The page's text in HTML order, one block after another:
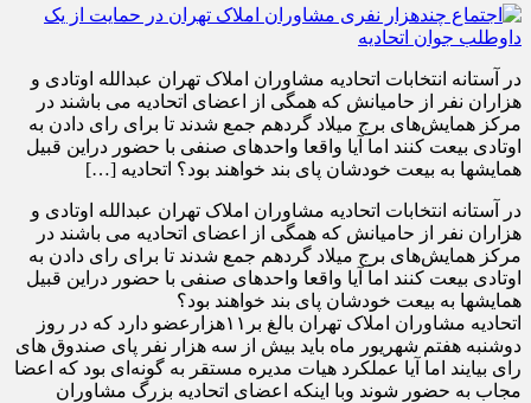
در آستانه انتخابات اتحادیه مشاوران املاک تهران عبدالله اوتادی و
هزاران نفر از حامیانش که همگی از اعضای اتحادیه می باشند در
مرکز همایش‌های برج میلاد گردهم جمع شدند تا برای رای دادن به
اوتادی بیعت کنند اما آیا واقعا واحد‌های صنفی با حضور دراین قبیل
همایشها به بیعت خودشان پای بند خواهند بود؟ اتحادیه […]
در آستانه انتخابات اتحادیه مشاوران املاک تهران عبدالله اوتادی و
هزاران نفر از حامیانش که همگی از اعضای اتحادیه می باشند در
مرکز همایش‌های برج میلاد گردهم جمع شدند تا برای رای دادن به
اوتادی بیعت کنند اما آیا واقعا واحد‌های صنفی با حضور دراین قبیل
همایشها به بیعت خودشان پای بند خواهند بود؟
اتحادیه مشاوران املاک تهران بالغ بر١١هزارعضو دارد که در روز
دوشنبه هفتم شهریور ماه باید بیش از سه هزار نفر پای صندوق های
رای بیایند اما آیا عملکرد هیات مدیره مستقر به گونه‌ای بود که اعضا
مجاب به حضور شوند وبا اینکه اعضای اتحادیه بزرگ مشاوران